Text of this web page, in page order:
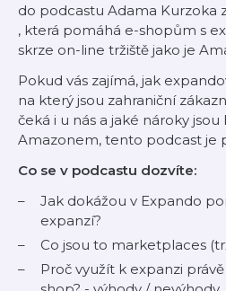
do podcastu Adama Kurzoka
, která pomáhá e-shopům s
skrze on-line tržiště jako je
Pokud vás zajímá, jak
na který jsou zahraniční
čeká i u nás a jaké nároky
Amazonem, tento podcast je
Co se v podcastu dozvíte:
Jak dokážou v Expando
expanzí?
Co jsou to marketplaces
Proč využít k expanzi